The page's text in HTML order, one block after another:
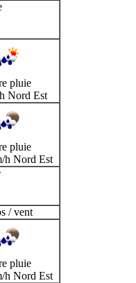
pluie
Nord Est
pluie
h Nord Est
/ vent
pluie
h Nord Est